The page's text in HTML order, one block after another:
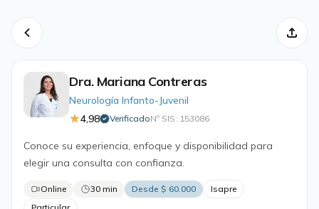
Dra. Mariana Contreras
Neurología Infanto-Juvenil
4,98
VerificadoNº SIS: 153086·
Conoce su experiencia, enfoque y disponibilidad para
elegir una consulta con confianza.
Online 30 min Desde $ 60.000
Isapre